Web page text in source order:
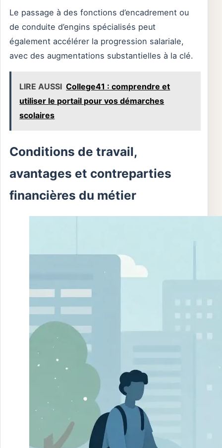
Le passage à des fonctions d’encadrement ou
de conduite d’engins spécialisés peut
également accélérer la progression salariale,
avec des augmentations substantielles à la clé.
LIRE AUSSI College41 : comprendre et
utiliser le portail pour vos démarches
scolaires
Conditions de travail,
avantages et contreparties
financières du métier